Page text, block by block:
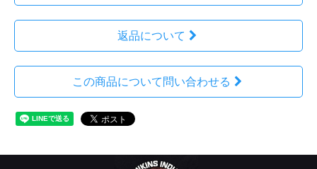
返品について
この商品について問い合わせる